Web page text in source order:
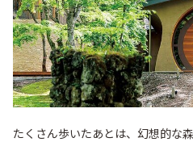
たくさん歩いたあとは、幻想的な